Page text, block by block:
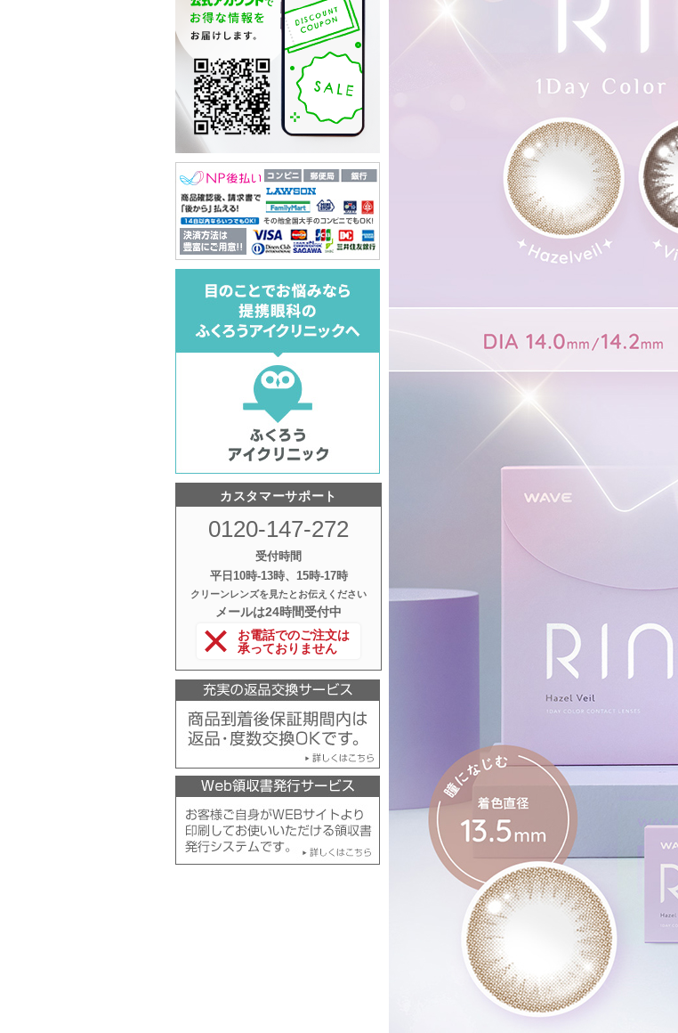
カスタマーサポート
0120-147-272
受付時間
平日10時‐13時、15時‐17時
クリーンレンズを見たとお伝えください
メールは24時間受付中
お電話でのご注文は
承っておりません